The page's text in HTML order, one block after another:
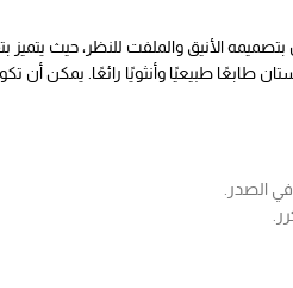
الأنيق والملفت للنظر، حيث
طابعًا طبيعيًا وأنثويًا رائعًا. يمكن أن
الصدر.